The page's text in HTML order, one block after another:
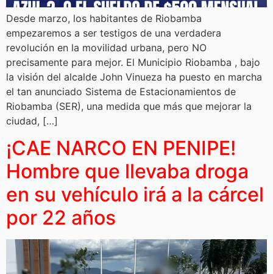
Desde marzo, los habitantes de Riobamba
empezaremos a ser testigos de una verdadera
revolución en la movilidad urbana, pero NO
precisamente para mejor. El Municipio Riobamba , bajo
la visión del alcalde John Vinueza ha puesto en marcha
el tan anunciado Sistema de Estacionamientos de
Riobamba (SER), una medida que más que mejorar la
ciudad, […]
¡CAE NARCO EN PENIPE!
Hombre que llevaba droga
en su vehículo irá a la cárcel
por 22 años